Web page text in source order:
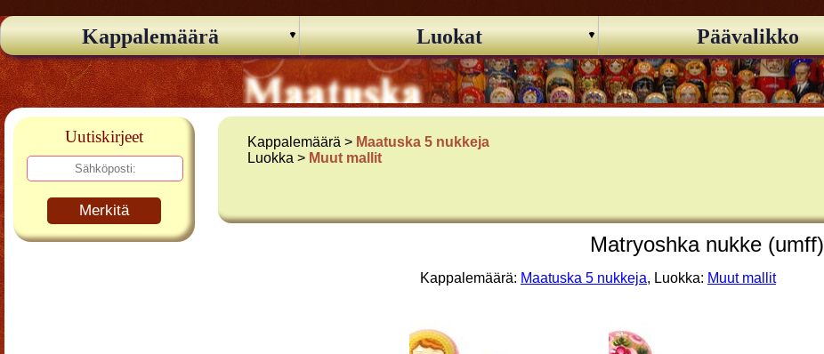
Kappalemäärä Luokat Päävalikko
Uutiskirjeet
Merkitä
Kappalemäärä > Maatuska 5 nukkeja
Luokka > Muut mallit
Matryoshka nukke (umff)
Kappalemäärä: Maatuska 5 nukkeja, Luokka: Muut mallit